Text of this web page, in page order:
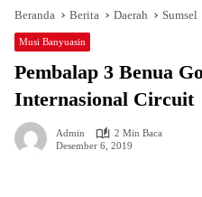
Beranda Berita Daerah Sumsel
Musi Banyuasin
Pembalap 3 Benua
Internasional Circuit
Admin
2 Min Baca
Desember 6, 2019